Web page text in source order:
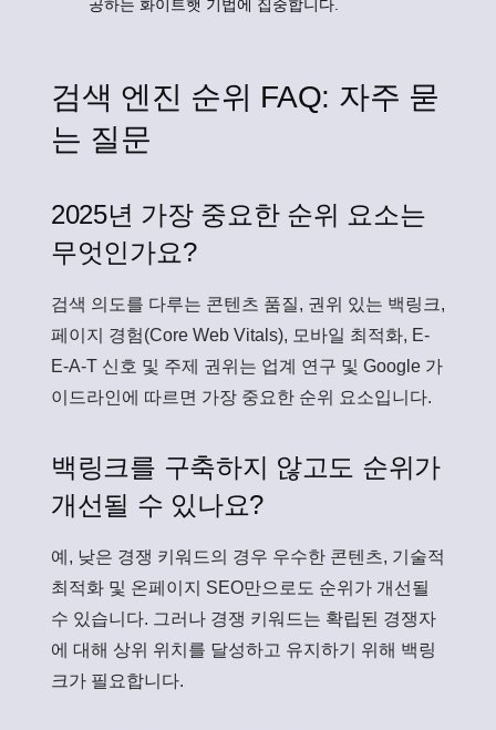
공하는 화이트햇 기법에 집중합니다.
검색 엔진 순위 FAQ: 자주 묻
는 질문
2025년 가장 중요한 순위 요소는
무엇인가요?
검색 의도를 다루는 콘텐츠 품질, 권위 있는 백링크,
페이지 경험(Core Web Vitals), 모바일 최적화, E-
E-A-T 신호 및 주제 권위는 업계 연구 및 Google 가
이드라인에 따르면 가장 중요한 순위 요소입니다.
백링크를 구축하지 않고도 순위가
개선될 수 있나요?
예, 낮은 경쟁 키워드의 경우 우수한 콘텐츠, 기술적
최적화 및 온페이지 SEO만으로도 순위가 개선될
수 있습니다. 그러나 경쟁 키워드는 확립된 경쟁자
에 대해 상위 위치를 달성하고 유지하기 위해 백링
크가 필요합니다.